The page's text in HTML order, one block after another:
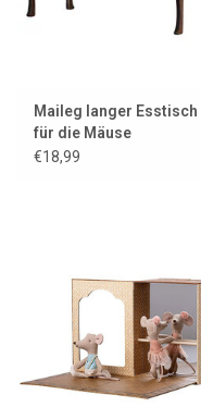
Maileg langer Esstisch
für die Mäuse
€18,99